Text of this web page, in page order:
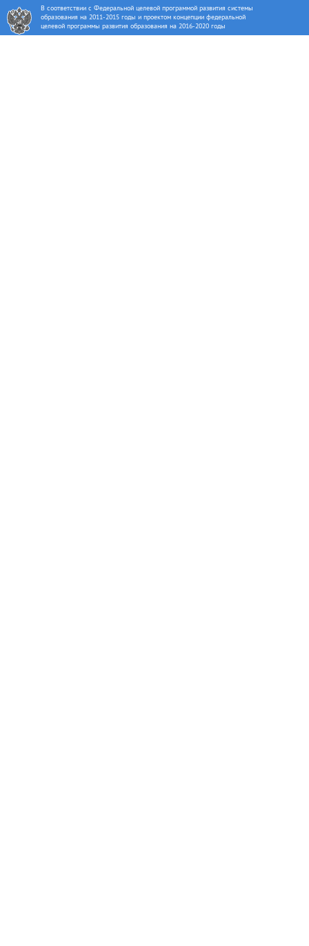
В соответствии с Федеральной целевой программой развития системы
образования на 2011-2015 годы и проектом концепции федеральной
целевой программы развития образования на 2016-2020 годы